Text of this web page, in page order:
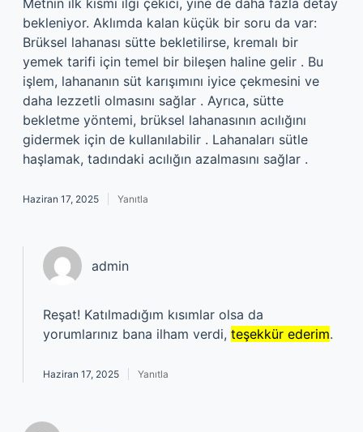
Metnin ilk kısmı ilgi çekici, yine de daha fazla detay
bekleniyor. Aklımda kalan küçük bir soru da var:
Brüksel lahanası sütte bekletilirse, kremalı bir
yemek tarifi için temel bir bileşen haline gelir . Bu
işlem, lahananın süt karışımını iyice çekmesini ve
daha lezzetli olmasını sağlar . Ayrıca, sütte
bekletme yöntemi, brüksel lahanasının acılığını
gidermek için de kullanılabilir . Lahanaları sütle
haşlamak, tadındaki acılığın azalmasını sağlar .
Haziran 17, 2025 Yanıtla
admin
Reşat! Katılmadığım kısımlar olsa da
yorumlarınız bana ilham verdi, teşekkür ederim.
Haziran 17, 2025 Yanıtla